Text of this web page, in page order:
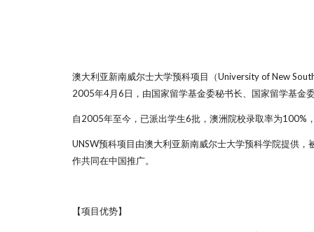
澳大利亚新南威尔士大学预科项目（University of New
2005年4月6日，由国家留学基金委秘书长、国家留学基金
自2005年至今，已派出学生6批，澳洲院校录取率为100%
UNSW预科项目由澳大利亚新南威尔士大学预科学院提供
作共同在中国推广。
【项目优势】